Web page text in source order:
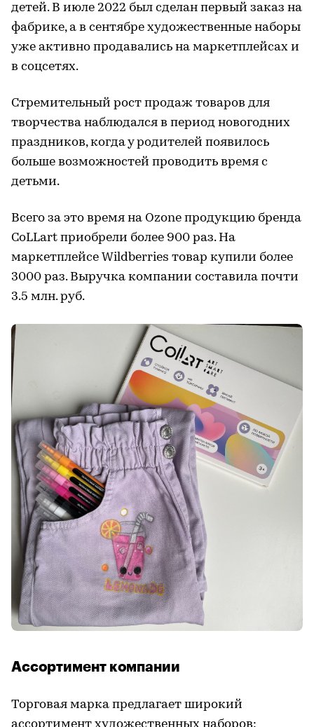
детей. В июле 2022 был сделан первый заказ на
фабрике, а в сентябре художественные наборы
уже активно продавались на маркетплейсах и
в соцсетях.
Стремительный рост продаж товаров для
творчества наблюдался в период новогодних
праздников, когда у родителей появилось
больше возможностей проводить время с
детьми.
Всего за это время на Ozone продукцию бренда
CoLLart приобрели более 900 раз. На
маркетплейсе Wildberries товар купили более
3000 раз. Выручка компании составила почти
3.5 млн. руб.
Ассортимент компании
Торговая марка предлагает широкий